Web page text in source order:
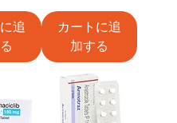
追
カートに追
加する